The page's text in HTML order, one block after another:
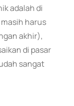
adalah di
harus
akhir),
di pasar
sangat